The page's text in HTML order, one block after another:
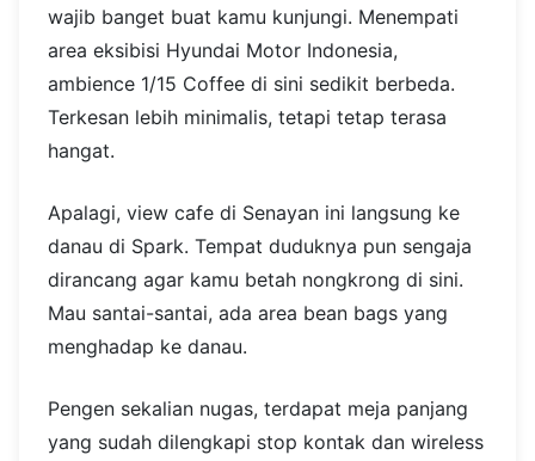
wajib banget buat kamu kunjungi. Menempati
area eksibisi Hyundai Motor Indonesia,
ambience 1/15 Coffee di sini sedikit berbeda.
Terkesan lebih minimalis, tetapi tetap terasa
hangat.
Apalagi, view cafe di Senayan ini langsung ke
danau di Spark. Tempat duduknya pun sengaja
dirancang agar kamu betah nongkrong di sini.
Mau santai-santai, ada area bean bags yang
menghadap ke danau.
Pengen sekalian nugas, terdapat meja panjang
yang sudah dilengkapi stop kontak dan wireless